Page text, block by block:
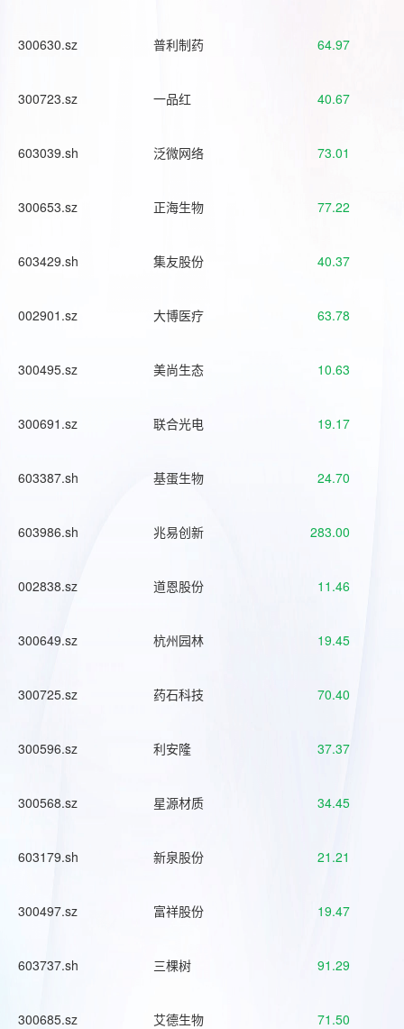
300630.sz 普利制药 64.97
300723.sz 一品红 40.67
603039.sh 泛微网络 73.01
300653.sz 正海生物 77.22
603429.sh 集友股份 40.37
002901.sz 大博医疗 63.78
300495.sz 美尚生态 10.63
300691.sz 联合光电 19.17
603387.sh 基蛋生物 24.70
603986.sh 兆易创新 283.00
002838.sz 道恩股份 11.46
300649.sz 杭州园林 19.45
300725.sz 药石科技 70.40
300596.sz 利安隆 37.37
300568.sz 星源材质 34.45
603179.sh 新泉股份 21.21
300497.sz 富祥股份 19.47
603737.sh 三棵树 91.29
300685.sz 艾德生物 71.50